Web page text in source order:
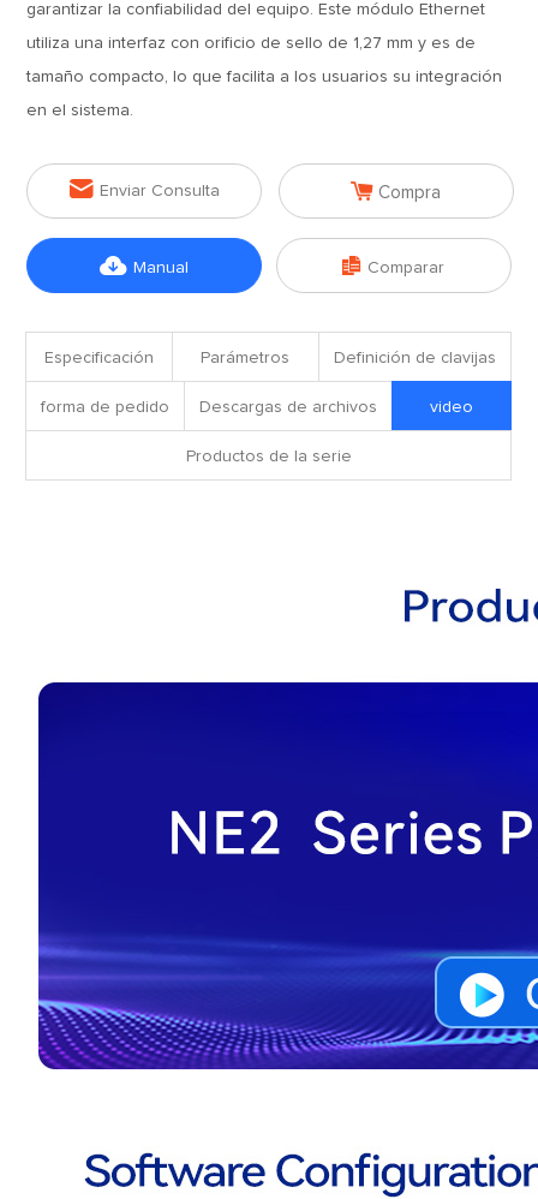
garantizar la confiabilidad del equipo. Este módulo Ethernet
utiliza una interfaz con orificio de sello de 1,27 mm y es de
tamaño compacto, lo que facilita a los usuarios su integración
en el sistema.
 Enviar Consulta  Compra
 Manual  Comparar
Especificación Parámetros Definición de clavijas
forma de pedido Descargas de archivos video
Productos de la serie